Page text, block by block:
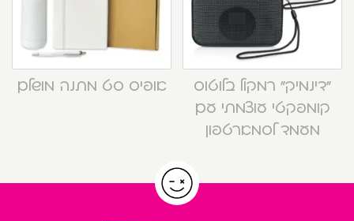
“דינמיק” רמקול בלוטוס
קומפקטי עוצמתי עם
מעמד לסמארטפון
אופיס סט מתנה מושלם